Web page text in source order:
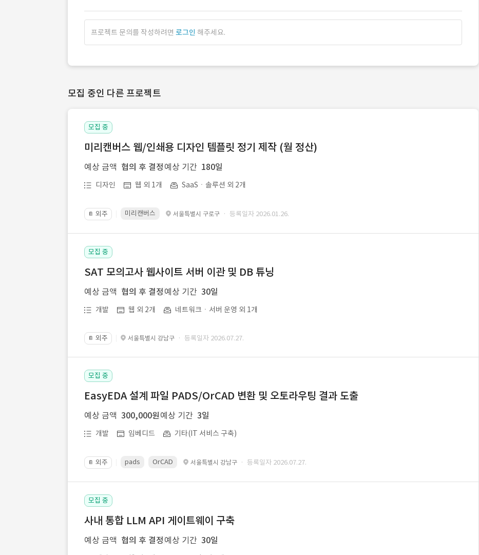
프로젝트 문의를 작성하려면 로그인 해주세요.
모집 중인 다른 프로젝트
모집 중
미리캔버스 웹/인쇄용 디자인 템플릿 정기 제작 (월 정산)
예상 금액 협의 후 결정 예상 기간 180일
디자인 웹 외 1개 SaaSㆍ솔루션 외 2개
📔 외주 미리캔버스 서울특별시 구로구 · 등록일자 2026.01.26.
모집 중
SAT 모의고사 웹사이트 서버 이관 및 DB 튜닝
예상 금액 협의 후 결정 예상 기간 30일
개발 웹 외 2개 네트워크ㆍ서버 운영 외 1개
📔 외주 서울특별시 강남구 · 등록일자 2026.07.27.
모집 중
EasyEDA 설계 파일 PADS/OrCAD 변환 및 오토라우팅 결과 도출
예상 금액 300,000원 예상 기간 3일
개발 임베디드 기타(IT 서비스 구축)
📔 외주 pads OrCAD 서울특별시 강남구 · 등록일자 2026.07.27.
모집 중
사내 통합 LLM API 게이트웨이 구축
예상 금액 협의 후 결정 예상 기간 30일